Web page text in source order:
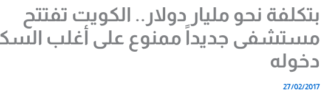
بتكلفة نحو مليار دولار.. الكويت تفتتح
مستشفى جديداً ممنوع على أغلب
دخوله
27/02/2017